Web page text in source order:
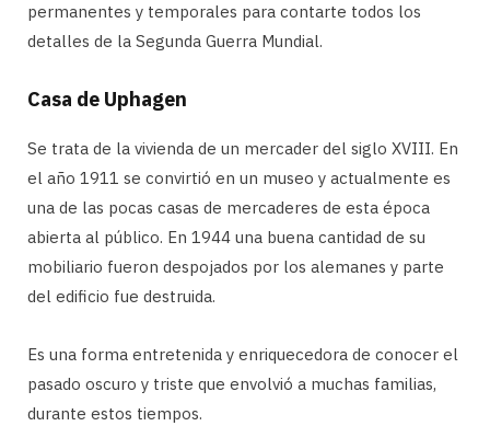
permanentes y temporales para contarte todos los
detalles de la Segunda Guerra Mundial.
Casa de Uphagen
Se trata de la vivienda de un mercader del siglo XVIII. En
el año 1911 se convirtió en un museo y actualmente es
una de las pocas casas de mercaderes de esta época
abierta al público. En 1944 una buena cantidad de su
mobiliario fueron despojados por los alemanes y parte
del edificio fue destruida.
Es una forma entretenida y enriquecedora de conocer el
pasado oscuro y triste que envolvió a muchas familias,
durante estos tiempos.